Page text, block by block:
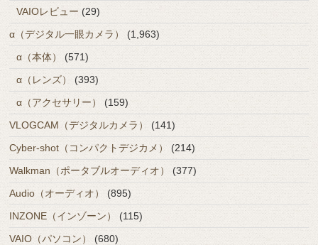
VAIOレビュー (29)
α（デジタル一眼カメラ）
(1,963)
α（本体）
(571)
α（レンズ）
(393)
α（アクセサリー）
(159)
VLOGCAM（デジタルカメラ）
(141)
Cyber-shot（コンパクトデジカメ）
(214)
Walkman（ポータブルオーディオ）
(377)
Audio（オーディオ）
(895)
INZONE（インゾーン）
(115)
VAIO（パソコン）
(680)